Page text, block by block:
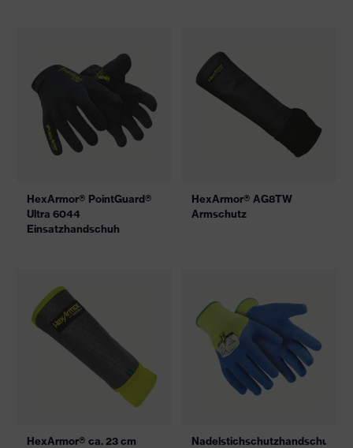
HexArmor® PointGuard®
Ultra 6044
Einsatzhandschuh
HexArmor® AG8TW
Armschutz
HexArmor® ca. 23 cm
Nadelstichschutzhandschuh